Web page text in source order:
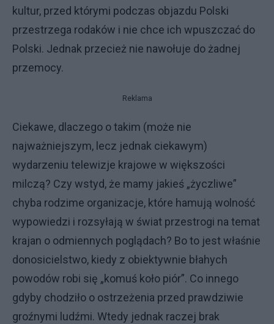
kultur, przed którymi podczas objazdu Polski
przestrzega rodaków i nie chce ich wpuszczać do
Polski. Jednak przecież nie nawołuje do żadnej
przemocy.
Reklama
Ciekawe, dlaczego o takim (może nie
najważniejszym, lecz jednak ciekawym)
wydarzeniu telewizje krajowe w większości
milczą? Czy wstyd, że mamy jakieś „życzliwe”
chyba rodzime organizacje, które hamują wolność
wypowiedzi i rozsyłają w świat przestrogi na temat
krajan o odmiennych poglądach? Bo to jest właśnie
donosicielstwo, kiedy z obiektywnie błahych
powodów robi się „komuś koło piór”. Co innego
gdyby chodziło o ostrzeżenia przed prawdziwie
groźnymi ludźmi. Wtedy jednak raczej brak